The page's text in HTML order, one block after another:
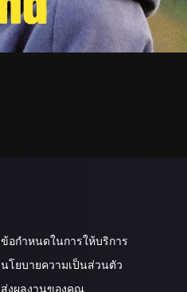
ข้อกำหนดในการให้บริการ
นโยบายความเป็นส่วนตัว
ส่งผลงานของคุณ